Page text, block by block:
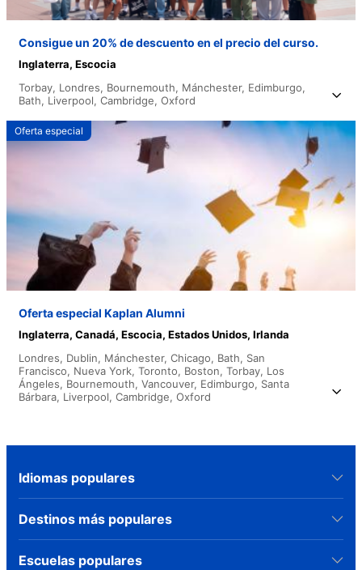
Consigue un 20% de descuento en el precio del curso.
Inglaterra, Escocia
Torbay, Londres, Bournemouth, Mánchester, Edimburgo,
Bath, Liverpool, Cambridge, Oxford
Oferta especial
Oferta especial Kaplan Alumni
Inglaterra, Canadá, Escocia, Estados Unidos, Irlanda
Londres, Dublin, Mánchester, Chicago, Bath, San
Francisco, Nueva York, Toronto, Boston, Torbay, Los
Ángeles, Bournemouth, Vancouver, Edimburgo, Santa
Bárbara, Liverpool, Cambridge, Oxford
Idiomas populares
Destinos más populares
Escuelas populares